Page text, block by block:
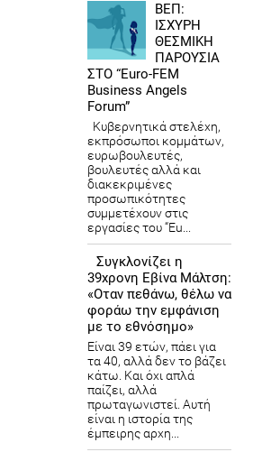
ΒΕΠ:
ΙΣΧΥΡΗ
ΘΕΣΜΙΚΗ
ΠΑΡΟΥΣΙΑ
ΣΤΟ “Euro-FEM
Business Angels
Forum”
Κυβερνητικά στελέχη,
εκπρόσωποι κομμάτων,
ευρωβουλευτές,
βουλευτές αλλά και
διακεκριμένες
προσωπικότητες
συμμετέχουν στις
εργασίες του “Eu...
Συγκλονίζει η
39χρονη Εβίνα Μάλτση:
«Οταν πεθάνω, θέλω να
φοράω την εμφάνιση
με το εθνόσημο»
Είναι 39 ετών, πάει για
τα 40, αλλά δεν το βάζει
κάτω. Και όχι απλά
παίζει, αλλά
πρωταγωνιστεί. Αυτή
είναι η ιστορία της
έμπειρης αρχη...